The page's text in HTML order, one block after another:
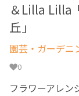
＆Lilla Lilla
丘」
園芸・ガーデニ
0
フラワーアレン